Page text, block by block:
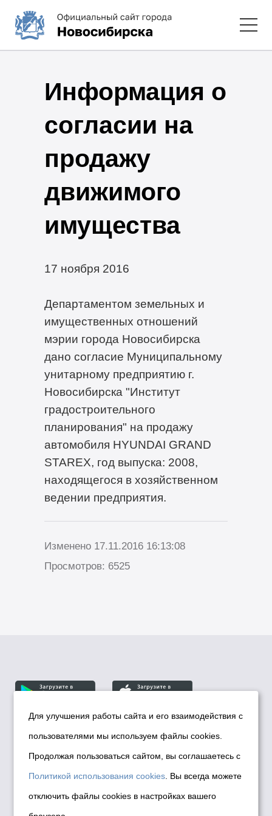
Информация о
согласии на
продажу
движимого
имущества
17 ноября 2016
Департаментом земельных и
имущественных отношений
мэрии города Новосибирска
дано согласие Муниципальному
унитарному предприятию г.
Новосибирска "Институт
градостроительного
планирования" на продажу
автомобиля HYUNDAI GRAND
STAREX, год выпуска: 2008,
находящегося в хозяйственном
ведении предприятия.
Изменено 17.11.2016 16:13:08
Просмотров: 6525
© Департамент информационной политики мэрии
города Новосибирска, 2026
Политика использования Cookies
Политика по обработке персональных
данных в информационных системах
Для улучшения работы сайта и его взаимодействия с
пользователями мы используем файлы cookies.
Продолжая пользоваться сайтом, вы соглашаетесь с
Политикой использования cookies . Вы всегда можете
отключить файлы cookies в настройках вашего